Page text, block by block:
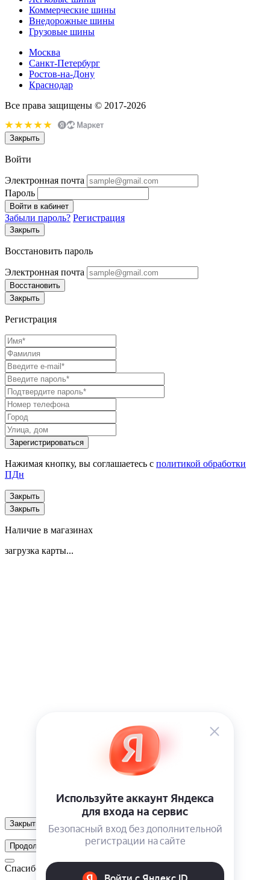
Коммерческие шины
Внедорожные шины
Грузовые шины
Москва
Санкт-Петербург
Ростов-на-Дону
Краснодар
Все права защищены © 2017-2026
Закрыть
Войти
Электронная почта
Пароль
Войти в кабинет
Забыли пароль? Регистрация
Закрыть
Восстановить пароль
Электронная почта
Восстановить
Закрыть
Регистрация
Нажимая кнопку, вы соглашаетесь с политикой обработки
ПДн
Закрыть
Закрыть
Наличие в магазинах
загрузка карты...
Закрыть
Продолжить
Спасибо!